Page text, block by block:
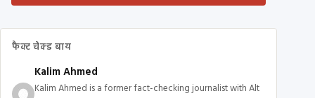
फैक्ट चेक्ड बाय
Kalim Ahmed
Kalim Ahmed is a former fact-checking journalist with Alt